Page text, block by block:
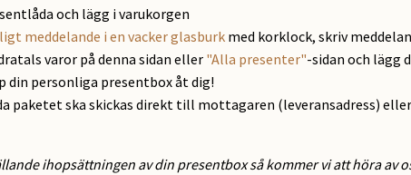
och lägg i varukorgen
meddelande i en vacker glasburk med korklock, skriv
varor på denna sidan eller"Alla presenter"-sidan och lägg
din personliga presentbox åt dig!
paketet ska skickas direkt till mottagaren (leveransadress)
ihopsättningen av din presentbox så kommer vi att höra